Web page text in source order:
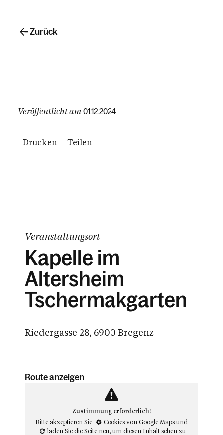
Veröffentlicht am 01.12.2024
Drucken Teilen
Zurück
Veranstaltungsort
Kapelle im
Altersheim
Tschermakgarten
Riedergasse 28, 6900 Bregenz
Route anzeigen
Zustimmung erforderlich!
Bitte akzeptieren Sie
Cookies von Google Mapsund
laden Sie die Seite neu, um diesen Inhalt sehen zu